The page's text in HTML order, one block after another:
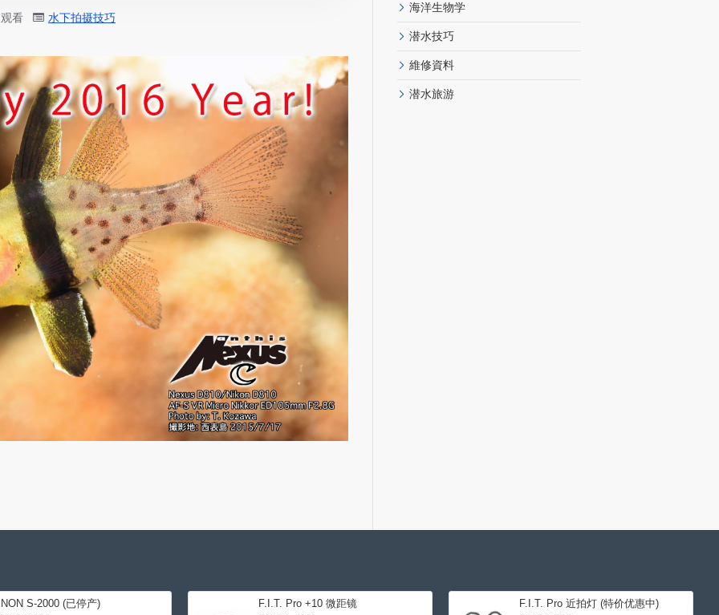
看 水下拍摄技巧
海洋生物学
潜水技巧
維修資料
潜水旅游
S-2000 (已停产) F.I.T. Pro +10 微距镜 F.I.T. Pro 近拍灯 (特价优惠中)